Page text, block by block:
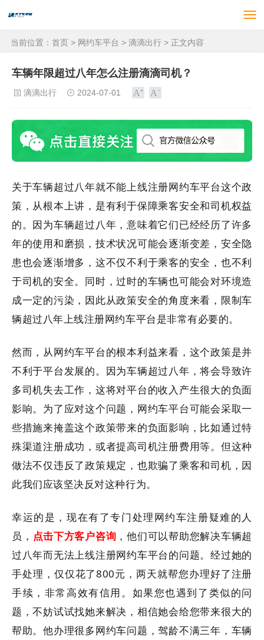
当前位置： 首页 > 网约车平台 > 滴滴出行 > 正文内容
车辆年限超过八年怎么注册滴滴司机？
滴滴出行 2024-07-01
关于车辆超过八年就不能上线注册网约车平台这个政
策，从根本上讲，是有利于保障乘客安全和司机权益
的。因为车辆超过八年，意味着它们已经经历了许多
年的使用和磨损，技术状况可能会逐渐变差，安全隐
患也会逐渐增多，这不仅不利于乘客的安全，也不利
于司机的安全。同时，过时的车辆也可能会对环境造
成一定的污染，因此从政策安全的角度来看，限制车
辆超过八年上线注册网约车平台是非常有必要的。
然而，从网约车平台的根本利益来看，这个政策是并
不利于平台发展的。因为车辆超过八年，将会导致许
多司机失去工作，这将对平台的收入产生很大的负面
影响。为了应对这个问题，网约车平台可能会采取一
些措施来掩盖这个政策带来的负面影响，比如通过特
殊渠道注册成功，或者提高司机注册费用等。但这种
做法不仅违反了政策规定，也欺骗了乘客和司机，因
此我们应该坚决反对这种行为。
幸运的是，现在有了专门处理网约车注册疑难的人
员， 点击下方客户咨询 ，他们可以帮助您解决车辆超
过八年而无法上线注册网约车平台的问题。经过她的
手处理，仅仅花了800元，两天就帮您办理好了注册
手续，非常高效有信用。如果您也遇到了类似的问
题，不妨试试找她来解决，相信她会给您带来很大的
帮助。他办理很多网约车问题，驾龄不满三年，车辆